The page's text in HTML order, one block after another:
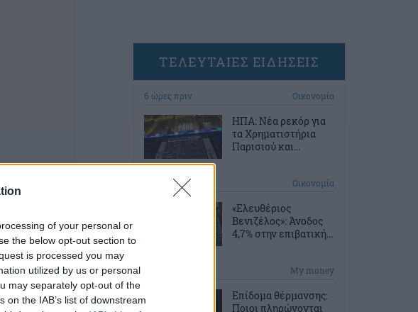
of your personal or
the below opt-out section to
is processed you may
utilized by us or personal
may separately opt-out of the
the IAB’s list of downstream
ΤΕΛΕΥΤΑΙΕΣ ΕΙΔΗΣΕΙΣ
6 ώρες πριν Οικονομία
ΗΠΑ: Νέα ρεκόρ για
τα Χρηματιστήρια
Παρισιού και...
6 ώρες πριν Οικονομία
«Ελευθέριος
Βενιζέλος»: Άνοδος
4,7% στην επιβατική...
My money
Επίδομα θέρμανσης:
Ποιοι πληρώνονται